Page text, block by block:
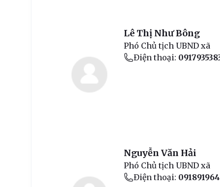
Lê Thị Như Bông
Phó Chủ tịch UBND xã
Điện thoại:
Nguyễn Văn Hải
Phó Chủ tịch UBND xã
Điện thoại: